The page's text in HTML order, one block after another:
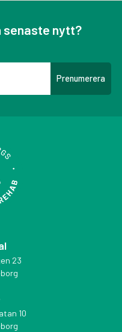
senaste nytt?
23
10